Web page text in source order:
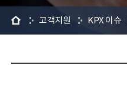
홈 고객지원 KPX 이슈